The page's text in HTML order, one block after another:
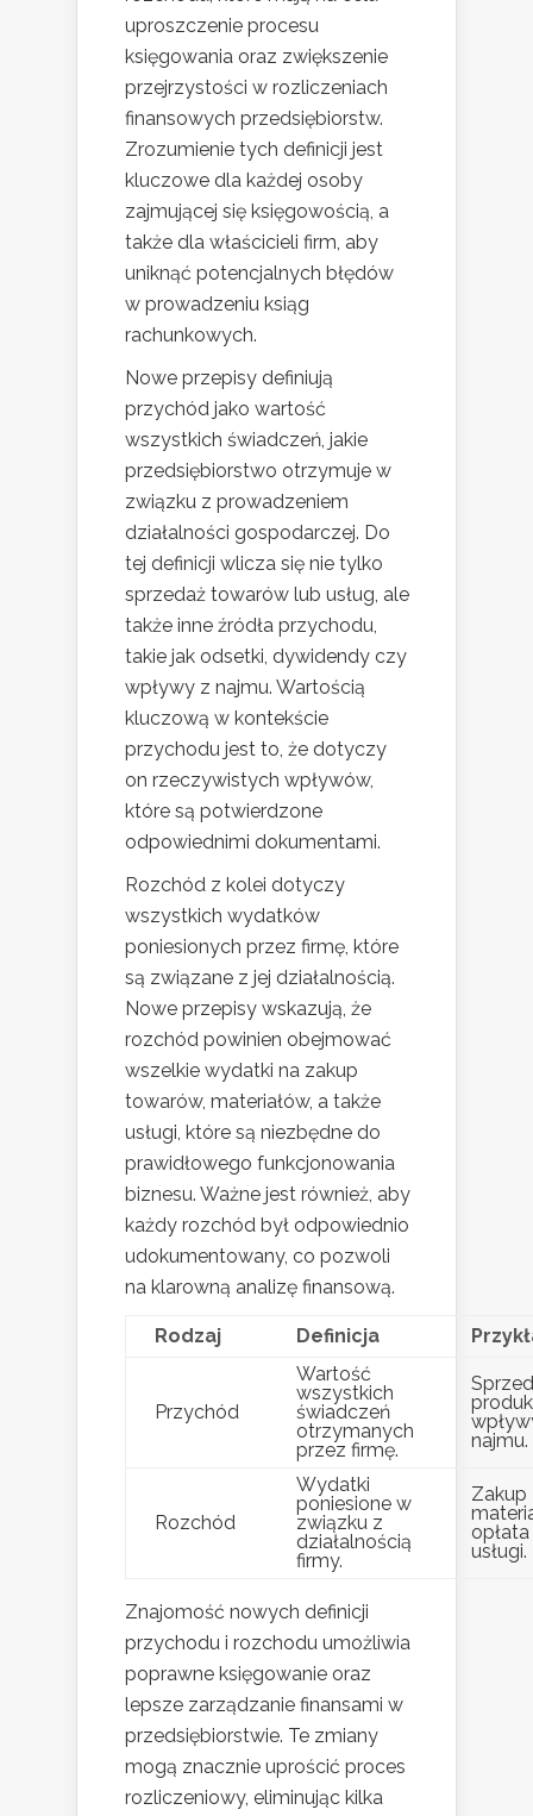
uproszczenie procesu
księgowania oraz zwiększenie
przejrzystości w rozliczeniach
finansowych przedsiębiorstw.
Zrozumienie tych definicji jest
kluczowe dla każdej osoby
zajmującej się księgowością, a
także dla właścicieli firm, aby
uniknąć potencjalnych błędów
w prowadzeniu ksiąg
rachunkowych.
Nowe przepisy definiują
przychód jako wartość
wszystkich świadczeń, jakie
przedsiębiorstwo otrzymuje w
związku z prowadzeniem
działalności gospodarczej. Do
tej definicji wlicza się nie tylko
sprzedaż towarów lub usług, ale
także inne źródła przychodu,
takie jak odsetki, dywidendy czy
wpływy z najmu. Wartością
kluczową w kontekście
przychodu jest to, że dotyczy
on rzeczywistych wpływów,
które są potwierdzone
odpowiednimi dokumentami.
Rozchód z kolei dotyczy
wszystkich wydatków
poniesionych przez firmę, które
są związane z jej działalnością.
Nowe przepisy wskazują, że
rozchód powinien obejmować
wszelkie wydatki na zakup
towarów, materiałów, a także
usługi, które są niezbędne do
prawidłowego funkcjonowania
biznesu. Ważne jest również, aby
każdy rozchód był odpowiednio
udokumentowany, co pozwoli
na klarowną analizę finansową.
Rodzaj Definicja
Przychód
Wartość
wszystkich
świadczeń
otrzymanych
przez firmę.
najmu.
Rozchód
Wydatki
poniesione w
związku z
działalnością
firmy.
Zakup
usługi.
Znajomość nowych definicji
przychodu i rozchodu umożliwia
poprawne księgowanie oraz
lepsze zarządzanie finansami w
przedsiębiorstwie. Te zmiany
mogą znacznie uprościć proces
rozliczeniowy, eliminując kilka